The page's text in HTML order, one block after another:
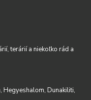
terárií a niekoľko rád a
Hegyeshalom, Dunakiliti,